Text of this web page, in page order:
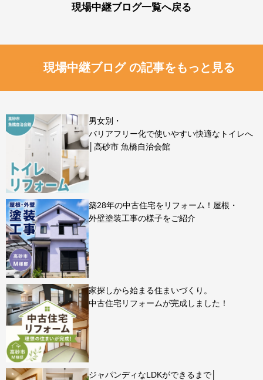
現場中継ブログ一覧へ戻る
現場中継ブログ の記事をもっと見る
男女別・
バリアフリー化で使いやすい快適なトイレへ
│高砂市 魚橋自治会館
築28年の中古住宅をリフォーム！屋根・
外壁塗装工事の様子をご紹介
家探しから始まる住まいづくり。
中古住宅リフォームが完成しました！
ジャパンディなLDKができるまで│